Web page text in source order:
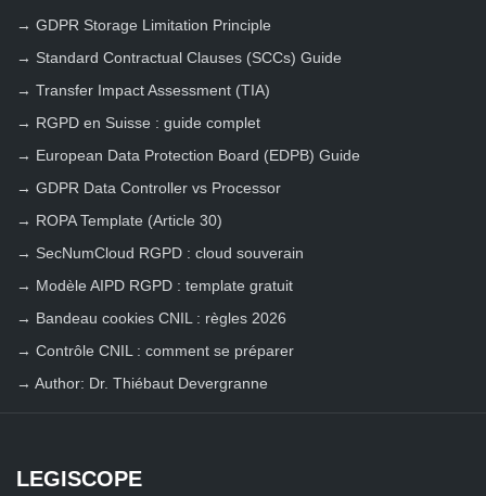
→ GDPR Storage Limitation Principle
→ Standard Contractual Clauses (SCCs) Guide
→ Transfer Impact Assessment (TIA)
→ RGPD en Suisse : guide complet
→ European Data Protection Board (EDPB) Guide
→ GDPR Data Controller vs Processor
→ ROPA Template (Article 30)
→ SecNumCloud RGPD : cloud souverain
→ Modèle AIPD RGPD : template gratuit
→ Bandeau cookies CNIL : règles 2026
→ Contrôle CNIL : comment se préparer
→ Author: Dr. Thiébaut Devergranne
LEGISCOPE